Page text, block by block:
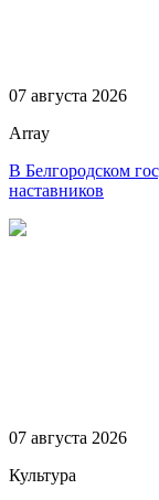
07 августа 2026
Array
В Белгородском
наставников
07 августа 2026
Культура